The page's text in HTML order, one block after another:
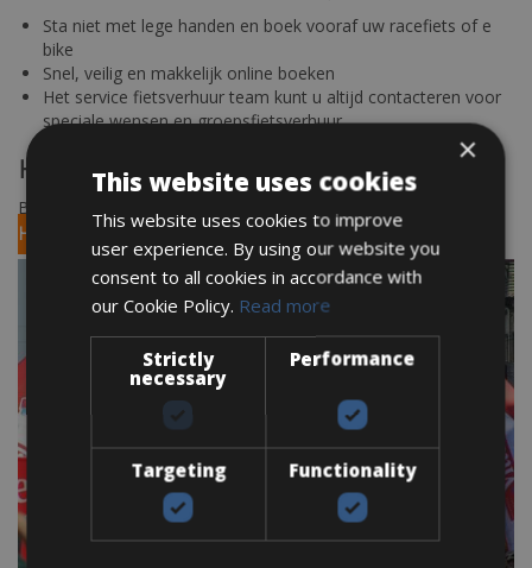
Sta niet met lege handen en boek vooraf uw racefiets of e
bike
Snel, veilig en makkelijk online boeken
Het service fietsverhuur team kunt u altijd contacteren voor
speciale wensen en groepsfietsverhuur
Huur nu uw racefiets of e bike online!
Boek uw fiets in Frankrijk via ons verhuur platform
HERE
×
This website uses cookies
This website uses cookies to improve
user experience. By using our website you
consent to all cookies in accordance with
our Cookie Policy. Read more
Strictly
necessary
Performance
Targeting Functionality